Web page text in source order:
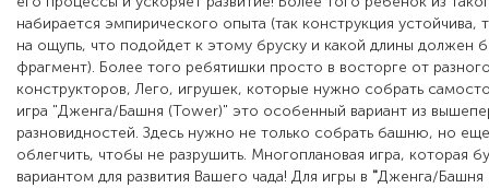
набирается эмпирического опыта (так конструкция устойчива,
на ощупь, что подойдет к этому бруску и какой длины должен
фрагмент). Более того ребятишки просто в восторге от
конструкторов, Лего, игрушек, которые нужно собрать
игра "Дженга/Башня (Tower)" это особенный вариант из
разновидностей. Здесь нужно не только собрать башню, но
облегчить, чтобы не разрушить. Многоплановая игра, которая
вариантом для развития Вашего чада! Для игры в "Дженга/Башня